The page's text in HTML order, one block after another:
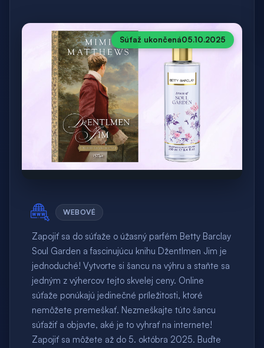
Súťaž ukončená05.10.2025
WEBOVÉ
Zapojiť sa do súťaže o úžasný parfém Betty Barclay
Soul Garden a fascinujúcu knihu Džentlmen Jim je
jednoduché! Vytvorte si šancu na výhru a staňte sa
jedným z výhercov tejto skvelej ceny. Online
súťaže ponúkajú jedinečné príležitosti, ktoré
nemôžete premeškať. Nezmeškajte túto šancu
súťažiť a objavte, aké je to vyhrať na internete!
Zapojiť sa môžete až do 5. októbra 2025. Buďte